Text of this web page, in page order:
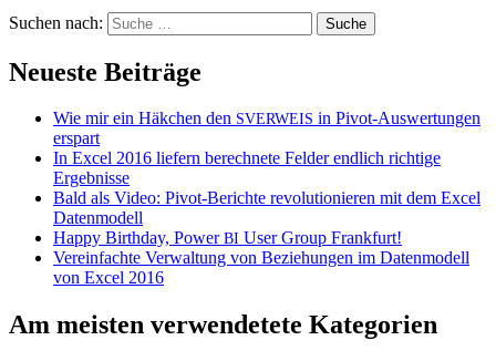
Suchen nach:
Neueste Beiträge
Wie mir ein Häkchen den SVERWEIS in Pivot-Auswertungen
erspart
In Excel 2016 liefern berechnete Felder endlich richtige
Ergebnisse
Bald als Video: Pivot-Berichte revolutionieren mit dem Excel
Datenmodell
Happy Birthday, PowerBI User Group Frankfurt!
Vereinfachte Verwaltung von Beziehungen im Datenmodell
von Excel 2016
Am meisten verwendetete Kategorien